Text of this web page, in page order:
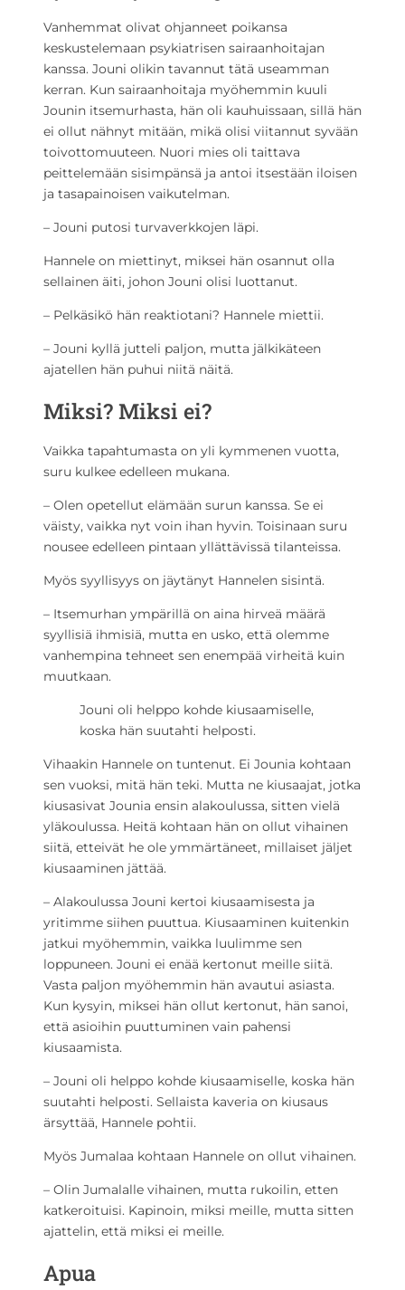
Vanhemmat olivat ohjanneet poikansa
keskustelemaan psykiatrisen sairaanhoitajan
kanssa. Jouni olikin tavannut tätä useamman
kerran. Kun sairaanhoitaja myöhemmin kuuli
Jounin itsemurhasta, hän oli kauhuissaan, sillä hän
ei ollut nähnyt mitään, mikä olisi viitannut syvään
toivottomuuteen. Nuori mies oli taittava
peittelemään sisimpänsä ja antoi itsestään iloisen
ja tasapainoisen vaikutelman.
– Jouni putosi turvaverkkojen läpi.
Hannele on miettinyt, miksei hän osannut olla
sellainen äiti, johon Jouni olisi luottanut.
– Pelkäsikö hän reaktiotani? Hannele miettii.
– Jouni kyllä jutteli paljon, mutta jälkikäteen
ajatellen hän puhui niitä näitä.
Miksi? Miksi ei?
Vaikka tapahtumasta on yli kymmenen vuotta,
suru kulkee edelleen mukana.
– Olen opetellut elämään surun kanssa. Se ei
väisty, vaikka nyt voin ihan hyvin. Toisinaan suru
nousee edelleen pintaan yllättävissä tilanteissa.
Myös syyllisyys on jäytänyt Hannelen sisintä.
– Itsemurhan ympärillä on aina hirveä määrä
syyllisiä ihmisiä, mutta en usko, että olemme
vanhempina tehneet sen enempää virheitä kuin
muutkaan.
Jouni oli helppo kohde kiusaamiselle,
koska hän suutahti helposti.
Vihaakin Hannele on tuntenut. Ei Jounia kohtaan
sen vuoksi, mitä hän teki. Mutta ne kiusaajat, jotka
kiusasivat Jounia ensin alakoulussa, sitten vielä
yläkoulussa. Heitä kohtaan hän on ollut vihainen
siitä, etteivät he ole ymmärtäneet, millaiset jäljet
kiusaaminen jättää.
– Alakoulussa Jouni kertoi kiusaamisesta ja
yritimme siihen puuttua. Kiusaaminen kuitenkin
jatkui myöhemmin, vaikka luulimme sen
loppuneen. Jouni ei enää kertonut meille siitä.
Vasta paljon myöhemmin hän avautui asiasta.
Kun kysyin, miksei hän ollut kertonut, hän sanoi,
että asioihin puuttuminen vain pahensi
kiusaamista.
– Jouni oli helppo kohde kiusaamiselle, koska hän
suutahti helposti. Sellaista kaveria on kiusaus
ärsyttää, Hannele pohtii.
Myös Jumalaa kohtaan Hannele on ollut vihainen.
– Olin Jumalalle vihainen, mutta rukoilin, etten
katkeroituisi. Kapinoin, miksi meille, mutta sitten
ajattelin, että miksi ei meille.
Apua